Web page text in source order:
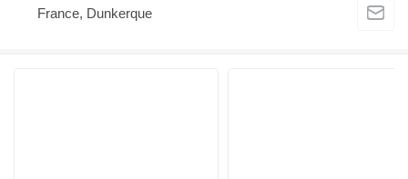
France, Dunkerque